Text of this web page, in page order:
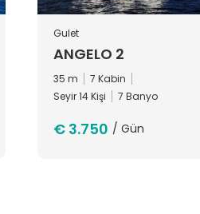
Gulet
ANGELO 2
35 m
7 Kabin
Seyir 14 Kişi
7 Banyo
€ 3.750 / Gün